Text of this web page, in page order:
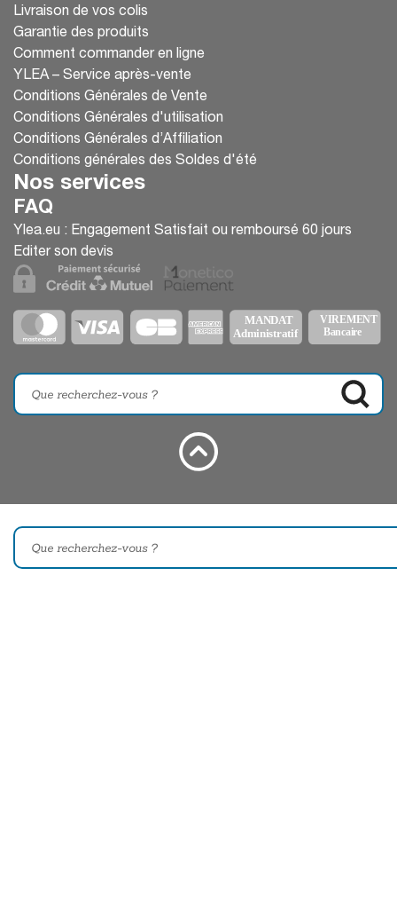
Livraison de vos colis
Garantie des produits
Comment commander en ligne
YLEA – Service après-vente
Conditions Générales de Vente
Conditions Générales d'utilisation
Conditions Générales d’Affiliation
Conditions générales des Soldes d'été
Nos services
FAQ
Ylea.eu : Engagement Satisfait ou remboursé 60 jours
Editer son devis